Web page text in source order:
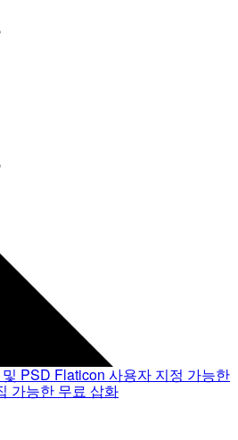
PSD Flaticon 사용자 지정 가능한
가능한 무료 삽화